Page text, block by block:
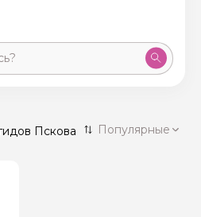
50 экскурсий
Пскова Популярные